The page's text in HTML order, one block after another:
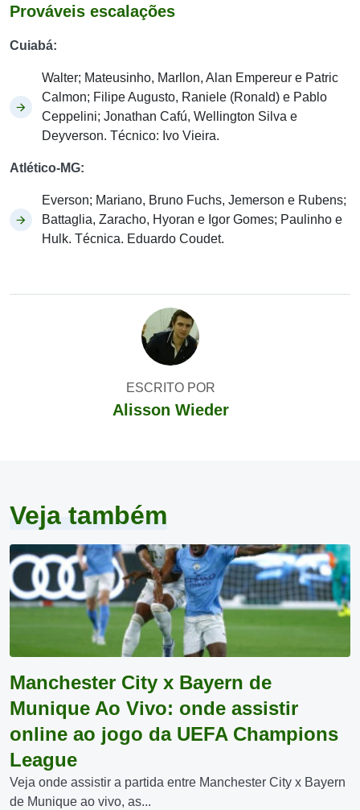
Prováveis escalações
Cuiabá:
Walter; Mateusinho, Marllon, Alan Empereur e Patric
Calmon; Filipe Augusto, Raniele (Ronald) e Pablo
Ceppelini; Jonathan Cafú, Wellington Silva e
Deyverson. Técnico: Ivo Vieira.
Atlético-MG:
Everson; Mariano, Bruno Fuchs, Jemerson e Rubens;
Battaglia, Zaracho, Hyoran e Igor Gomes; Paulinho e
Hulk. Técnica. Eduardo Coudet.
ESCRITO POR
Alisson Wieder
Veja também
Manchester City x Bayern de
Munique Ao Vivo: onde assistir
online ao jogo da UEFA Champions
League
Veja onde assistir a partida entre Manchester City x Bayern
de Munique ao vivo, as...